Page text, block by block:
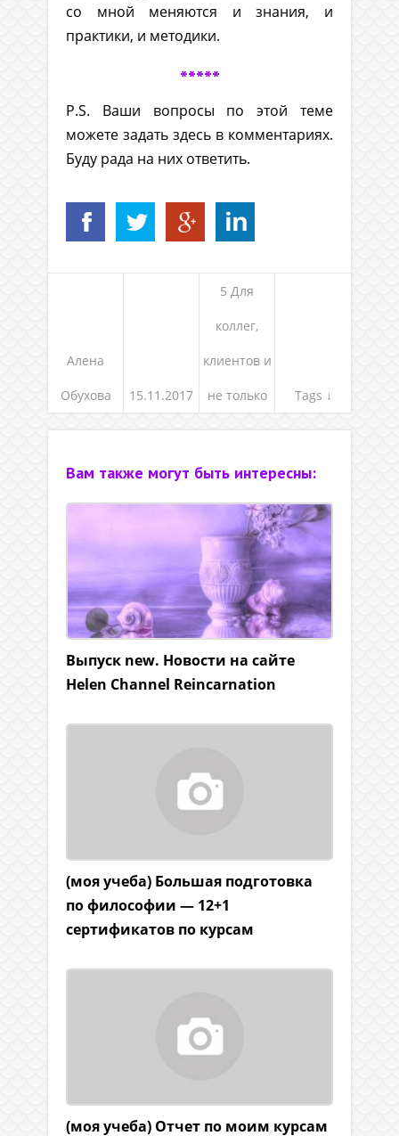
со мной меняются и знания, и
практики, и методики.
*****
P.S. Ваши вопросы по этой теме
можете задать здесь в комментариях.
Буду рада на них ответить.
Алена
Обухова 15.11.2017
5 Для
коллег,
клиентов и
не только Tags ↓
Вам также могут быть интересны:
Выпуск new. Новости на сайте
Helen Channel Reincarnation
(моя учеба) Большая подготовка
по философии — 12+1
сертификатов по курсам
(моя учеба) Отчет по моим курсам